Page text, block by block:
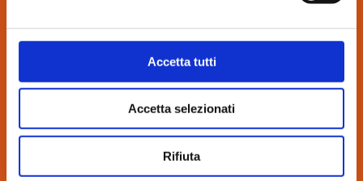
Accetta tutti
Accetta selezionati
Rifiuta
via Bindina, 8
Tel. 0374.85462
Partita IVA N. 04537800155
Lavora con noi–Novità dall’azienda